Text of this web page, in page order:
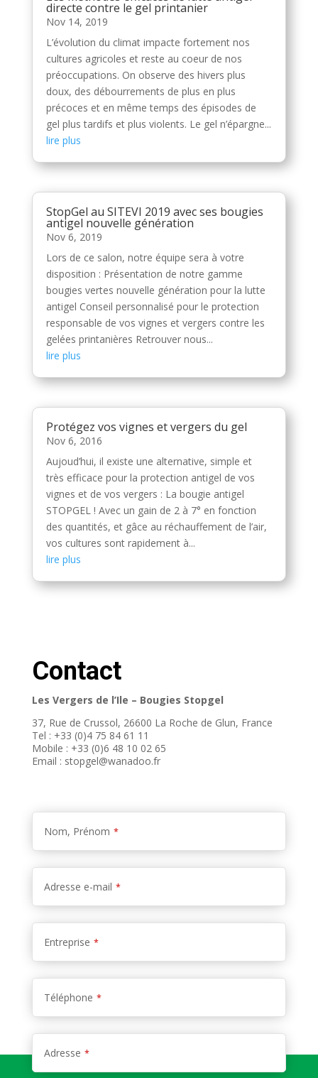
directe contre le gel printanier
Nov 14, 2019
L’évolution du climat impacte fortement nos
cultures agricoles et reste au coeur de nos
préoccupations. On observe des hivers plus
doux, des débourrements de plus en plus
précoces et en même temps des épisodes de
gel plus tardifs et plus violents. Le gel n’épargne...
lire plus
StopGel au SITEVI 2019 avec ses bougies
antigel nouvelle génération
Nov 6, 2019
Lors de ce salon, notre équipe sera à votre
disposition : Présentation de notre gamme
bougies vertes nouvelle génération pour la lutte
antigel Conseil personnalisé pour le protection
responsable de vos vignes et vergers contre les
gelées printanières Retrouver nous...
lire plus
Protégez vos vignes et vergers du gel
Nov 6, 2016
Aujoud’hui, il existe une alternative, simple et
très efficace pour la protection antigel de vos
vignes et de vos vergers : La bougie antigel
STOPGEL ! Avec un gain de 2 à 7° en fonction
des quantités, et gâce au réchauffement de l’air,
vos cultures sont rapidement à...
lire plus
Contact
Les Vergers de l’Ile – Bougies Stopgel
37, Rue de Crussol, 26600 La Roche de Glun, France
Tel : +33 (0)4 75 84 61 11
Mobile : +33 (0)6 48 10 02 65
Email : stopgel@wanadoo.fr
Nom, Prénom *
Adresse e-mail *
Entreprise *
Téléphone *
Adresse *